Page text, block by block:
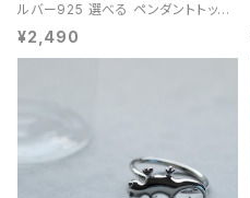
ルバー925 選べる ペンダントトップ
レディース ユニセックス
¥2,490